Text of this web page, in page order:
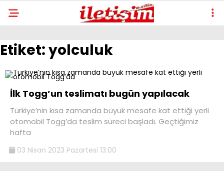
Etiket:yolculuk
İlk Togg’un teslimatı bugün yapılacak
Türkiye’nin kısa zamanda büyük mesafe kat ettiği yerli
otomobil Togg’da teslim süreci başladı. Geçtiğimiz
hafta
03 Nisan 2023 Pazartesi 13:00